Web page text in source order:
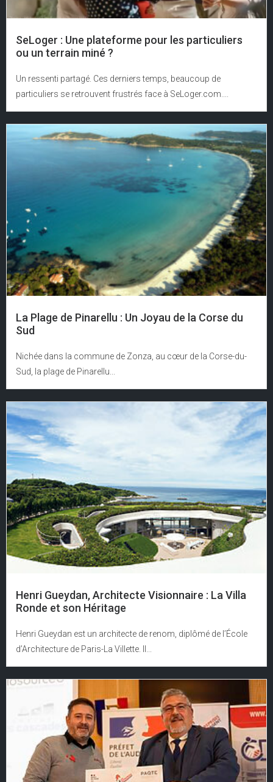
SeLoger : Une plateforme pour les particuliers
ou un terrain miné ?
Un ressenti partagé. Ces derniers temps, beaucoup de
particuliers se retrouvent frustrés face à SeLoger.com....
La Plage de Pinarellu : Un Joyau de la Corse du
Sud
Nichée dans la commune de Zonza, au cœur de la Corse-du-
Sud, la plage de Pinarellu...
Henri Gueydan, Architecte Visionnaire : La Villa
Ronde et son Héritage
Henri Gueydan est un architecte de renom, diplômé de l’École
d’Architecture de Paris-La Villette. Il...